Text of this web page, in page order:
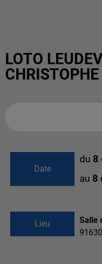
LOTO
Date
du 8
au 8
Lieu
Salle
91630